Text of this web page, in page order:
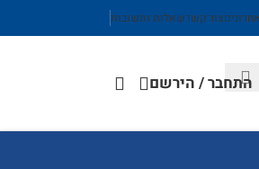
צור קשרשאלות ותשובות
התחבר / הירשם